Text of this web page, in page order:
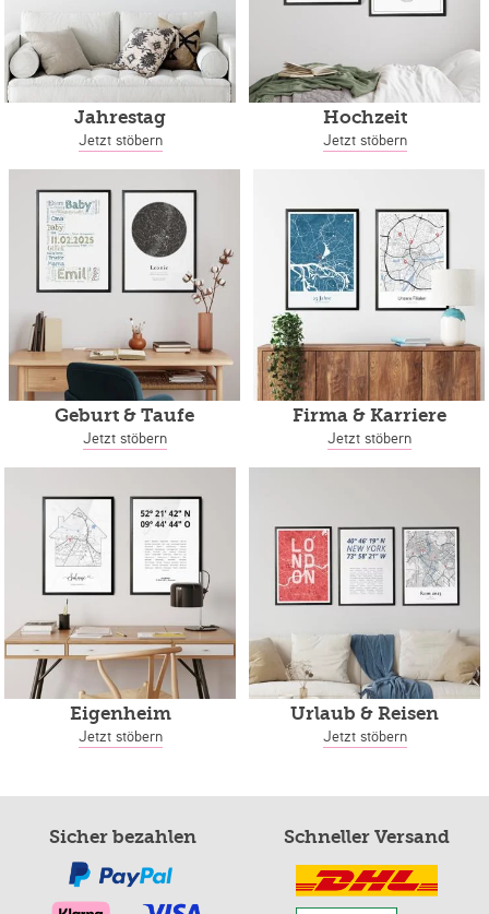
Jahrestag
Jetzt stöbern
Hochzeit
Jetzt stöbern
Geburt & Taufe
Jetzt stöbern
Firma & Karriere
Jetzt stöbern
Eigenheim
Jetzt stöbern
Urlaub & Reisen
Jetzt stöbern
Sicher bezahlen Schneller Versand